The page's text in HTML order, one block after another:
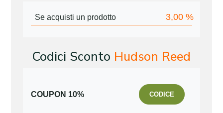
Se acquisti un prodotto 3,00 %
Codici Sconto Hudson Reed
COUPON 10% CODICE